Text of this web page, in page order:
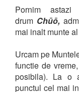
Pornim
drum Chūō,
mai inalt munte
Urcam pe
functie de
posibila). La o
punctul cel mai